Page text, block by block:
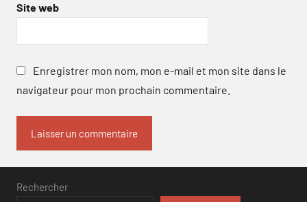
Site web
Enregistrer mon nom, mon e-mail et mon site dans le
navigateur pour mon prochain commentaire.
Rechercher